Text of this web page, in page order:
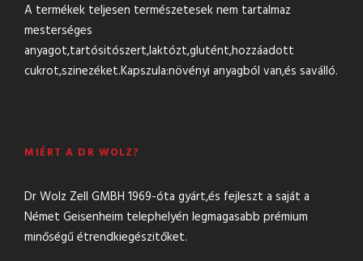
A termékek teljesen természetesek nem tartalmaz
mesterséges
anyagot,tartósitószert,laktózt,glutént,hozzáadott
cukrot,szinezéket.Kapszula:növényi anyagból van,és saválló.
MIÉRT A DR WOLZ?
Dr Wolz Zell GMBH 1969-óta gyárt,és fejleszt a saját a
Német Geisenheim telephelyén legmagasabb prémium
minőségű étrendkiegészitőket.